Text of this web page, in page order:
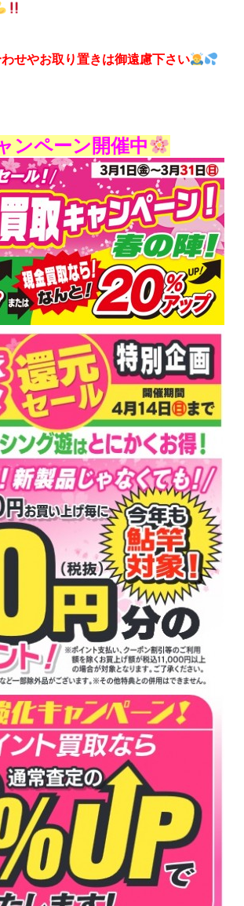
せやお取り置きは御遠慮下さい
ンペーン開催中